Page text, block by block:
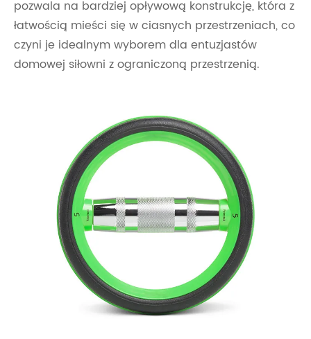
pozwala na bardziej opływową konstrukcję, która z
łatwością mieści się w ciasnych przestrzeniach, co
czyni je idealnym wyborem dla entuzjastów
domowej siłowni z ograniczoną przestrzenią.